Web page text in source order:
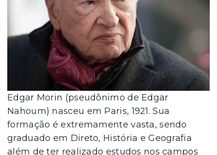
Edgar Morin (pseudônimo de Edgar
Nahoum) nasceu em Paris, 1921. Sua
formação é extremamente vasta, sendo
graduado em Direto, História e Geografia
além de ter realizado estudos nos campos